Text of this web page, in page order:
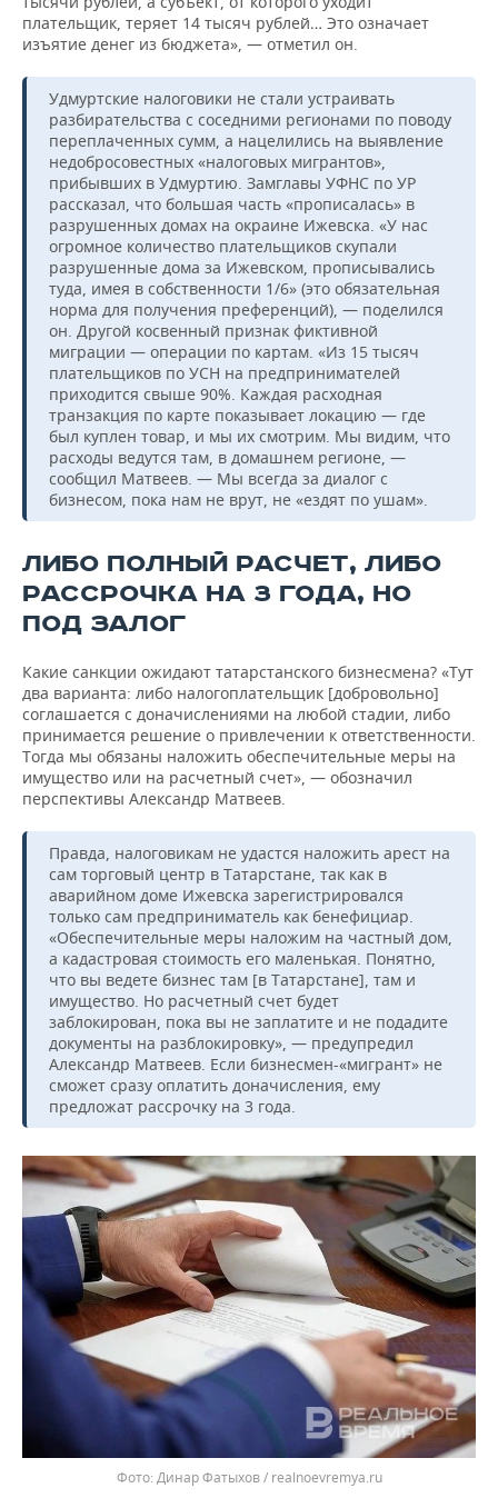
плательщик, теряет 14 тысяч рублей… Это означает
изъятие денег из бюджета», — отметил он.
Удмуртские налоговики не стали устраивать
разбирательства с соседними регионами по поводу
переплаченных сумм, а нацелились на выявление
недобросовестных «налоговых мигрантов»,
прибывших в Удмуртию. Замглавы УФНС по УР
рассказал, что большая часть «прописалась» в
разрушенных домах на окраине Ижевска. «У нас
огромное количество плательщиков скупали
разрушенные дома за Ижевском, прописывались
туда, имея в собственности 1/6» (это обязательная
норма для получения преференций), — поделился
он. Другой косвенный признак фиктивной
миграции — операции по картам. «Из 15 тысяч
плательщиков по УСН на предпринимателей
приходится свыше 90%. Каждая расходная
транзакция по карте показывает локацию — где
был куплен товар, и мы их смотрим. Мы видим, что
расходы ведутся там, в домашнем регионе, —
сообщил Матвеев. — Мы всегда за диалог с
бизнесом, пока нам не врут, не «ездят по ушам».
ЛИБО ПОЛНЫЙ РАСЧЕТ, ЛИБО
РАССРОЧКА НА 3 ГОДА, НО
ПОД ЗАЛОГ
Какие санкции ожидают татарстанского бизнесмена? «Тут
два варианта: либо налогоплательщик [добровольно]
соглашается с доначислениями на любой стадии, либо
принимается решение о привлечении к ответственности.
Тогда мы обязаны наложить обеспечительные меры на
имущество или на расчетный счет», — обозначил
перспективы Александр Матвеев.
Правда, налоговикам не удастся наложить арест на
сам торговый центр в Татарстане, так как в
аварийном доме Ижевска зарегистрировался
только сам предприниматель как бенефициар.
«Обеспечительные меры наложим на частный дом,
а кадастровая стоимость его маленькая. Понятно,
что вы ведете бизнес там [в Татарстане], там и
имущество. Но расчетный счет будет
заблокирован, пока вы не заплатите и не подадите
документы на разблокировку», — предупредил
Александр Матвеев. Если бизнесмен-«мигрант» не
сможет сразу оплатить доначисления, ему
предложат рассрочку на 3 года.
Динар Фатыхов / realnoevremya.ru